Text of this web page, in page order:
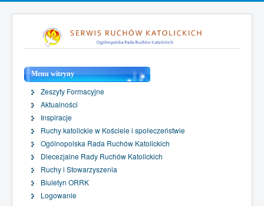
Menu witryny
Zeszyty Formacyjne
Aktualności
Inspiracje
Ruchy katolickie w Kościele i społeczeństwie
Ogólnopolska Rada Ruchów Katolickich
Diecezjalne Rady Ruchów Katolickich
Ruchy i Stowarzyszenia
Biuletyn ORRK
Logowanie